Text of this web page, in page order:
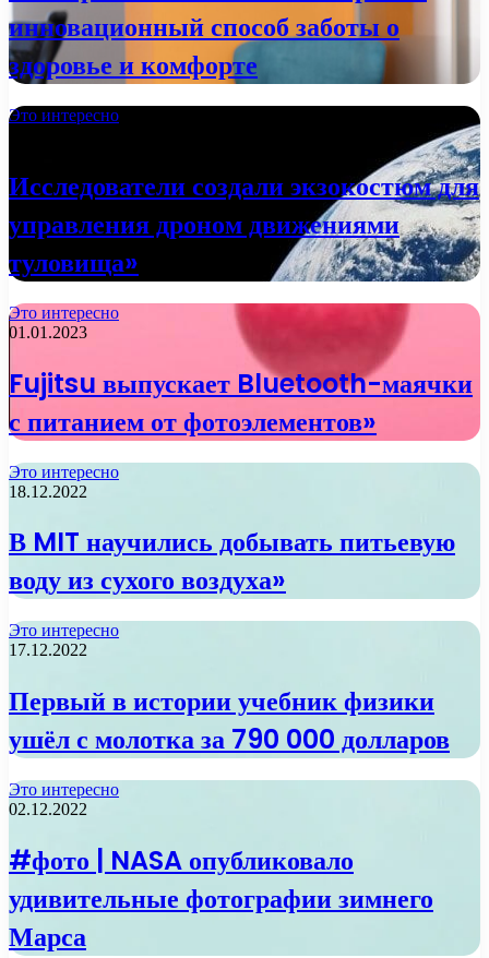
инновационный способ заботы о
здоровье и комфорте
Это интересно
Исследователи создали экзокостюм для
управления дроном движениями
туловища»
Это интересно
01.01.2023
Fujitsu выпускает Bluetooth-маячки
с питанием от фотоэлементов»
Это интересно
18.12.2022
В MIT научились добывать питьевую
воду из сухого воздуха»
Это интересно
17.12.2022
Первый в истории учебник физики
ушёл с молотка за 790 000 долларов
Это интересно
02.12.2022
#фото | NASA опубликовало
удивительные фотографии зимнего
Марса